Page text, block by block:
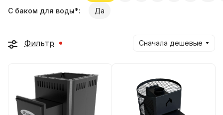
С баком для воды*:
Да
Фильтр Сначала дешевые